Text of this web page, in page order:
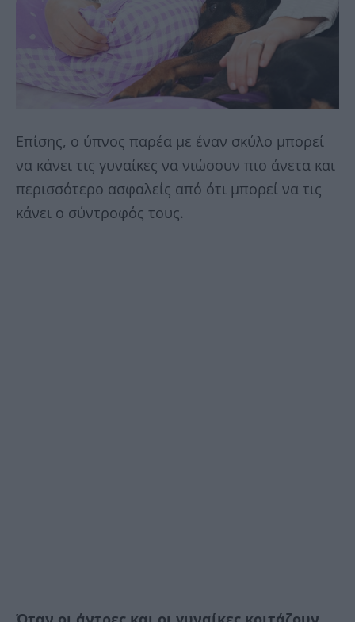
Επίσης, ο ύπνος παρέα με έναν σκύλο μπορεί
να κάνει τις γυναίκες να νιώσουν πιο άνετα και
περισσότερο ασφαλείς από ότι μπορεί να τις
κάνει ο σύντροφός τους.